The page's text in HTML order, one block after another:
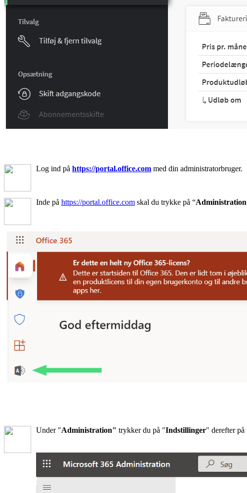
Log ind på https://portal.office.com med din administratorbruger.
Inde på https://portal.office.com skal du trykke på “Administration
Under "Administration" trykker du på "Indstillinger" derefter på